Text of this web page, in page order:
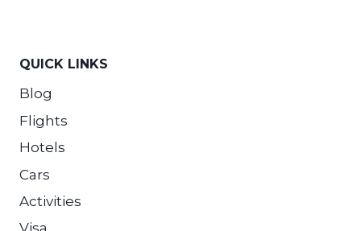
QUICK LINKS
Blog
Flights
Hotels
Cars
Activities